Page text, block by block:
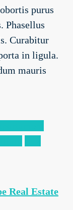
purus
Phasellus
Curabitur
in ligula.
mauris
Real Estate